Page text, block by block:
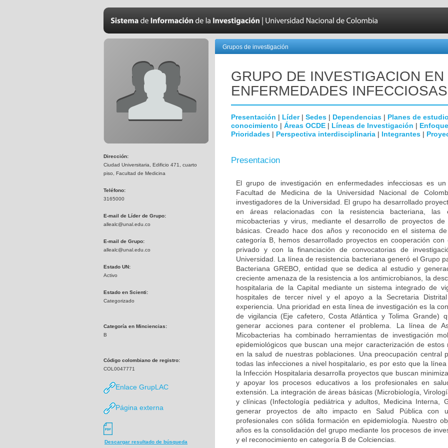
Dirección:
Ciudad Universitaria, Edificio 471, cuarto
piso, Facultad de Medicina
Teléfono:
3165000
E-mail de Líder de Grupo:
allealc@unal.edu.co
E-mail de Grupo:
allealc@unal.edu.co
Estado UN:
Activo
Estado en Scienti:
Categorizado
Categoría en Minciencias:
B
Código colombiano de registro:
COL0047771
Enlace GrupLAC
Página externa
Descargar resultado de búsqueda
Grupos de investigación
GRUPO DE INVESTIGACION EN
ENFERMEDADES INFECCIOSAS
Presentación | Líder| Sedes | Dependencias | Planes de
conocimiento | Áreas OCDE | Líneas de Investigación |
Prioridades | Perspectiva interdisciplinaria | Integrantes |
Presentacion
El grupo de investigación en enfermedades infecciosas es
Facultad de Medicina de la Universidad Nacional de
investigadores de la Universidad. El grupo ha desarrollado
en áreas relacionadas con la resistencia bacteriana, las
micobacterias y virus, mediante el desarrollo de proyectos
básicas. Creado hace dos años y reconocido en el sistema
categoría B, hemos desarrollado proyectos en cooperación
privado y con la financiación de convocatorias de
Universidad. La línea de resistencia bacteriana generó el Grupo
Bacteriana GREBO, entidad que se dedica al estudio y
creciente amenaza de la resistencia a los antimicrobianos, la
hospitalaria de la Capital mediante un sistema integrado de
hospitales de tercer nivel y el apoyo a la Secretaria
experiencia. Una prioridad en esta línea de investigación es la
de vigilancia (Eje cafetero, Costa Atlántica y Tolima Grande)
generar acciones para contener el problema. La línea de
Micobacterias ha combinado herramientas de investigación
epidemiológicos que buscan una mejor caracterización de
en la salud de nuestras poblaciones. Una preocupación central
todas las infecciones a nivel hospitalario, es por esto que la
la Infección Hospitalaria desarrolla proyectos que buscan
y apoyar los procesos educativos a los profesionales en
extensión. La integración de áreas básicas (Microbiología,
y clínicas (Infectología pediátrica y adultos, Medicina Interna,
generar proyectos de alto impacto en Salud Pública con
profesionales con sólida formación en epidemiología. Nuestro
años es la consolidación del grupo mediante los procesos de
y el reconocimiento en categoría B de Colciencias.